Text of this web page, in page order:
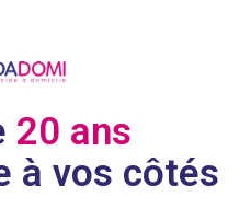
20 ans
à vos côtés